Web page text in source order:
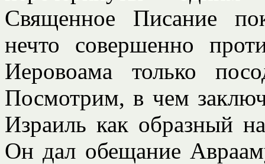
Священное Писание
нечто совершенно
Иеровоама только
Посмотрим, в чем
Израиль как образный
Он дал обещание